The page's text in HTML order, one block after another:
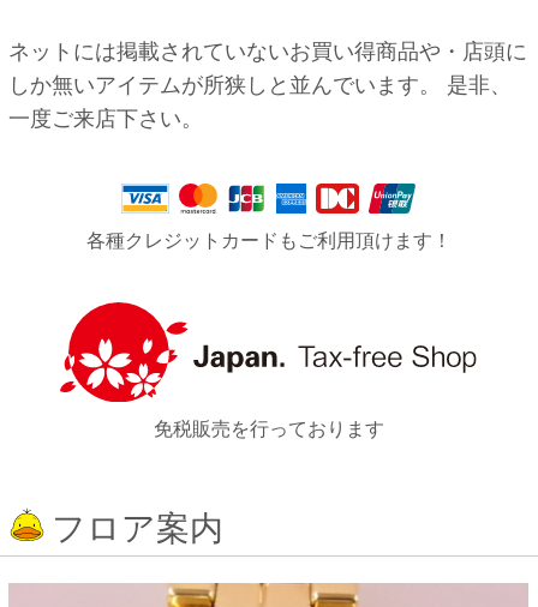
ネットには掲載されていないお買い得商品や・店頭に
しか無いアイテムが所狭しと並んでいます。 是非、
一度ご来店下さい。
各種クレジットカードもご利用頂けます！
免税販売を行っております
フロア案内